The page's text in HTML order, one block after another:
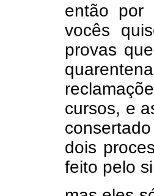
então por
vocês
provas
cursos, e
dois
feito pelo